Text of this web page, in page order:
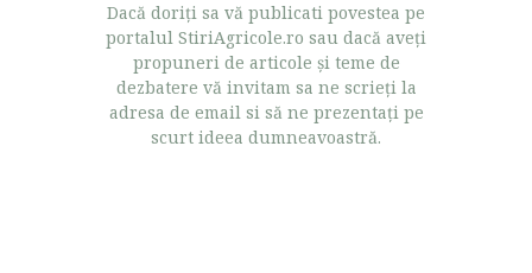
Dacă doriţi sa vă publicati povestea pe
portalul StiriAgricole.ro sau dacă aveţi
propuneri de articole şi teme de
dezbatere vă invitam sa ne scrieţi la
adresa de email si să ne prezentaţi pe
scurt ideea dumneavoastră.